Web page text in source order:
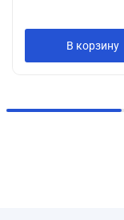
В корзину